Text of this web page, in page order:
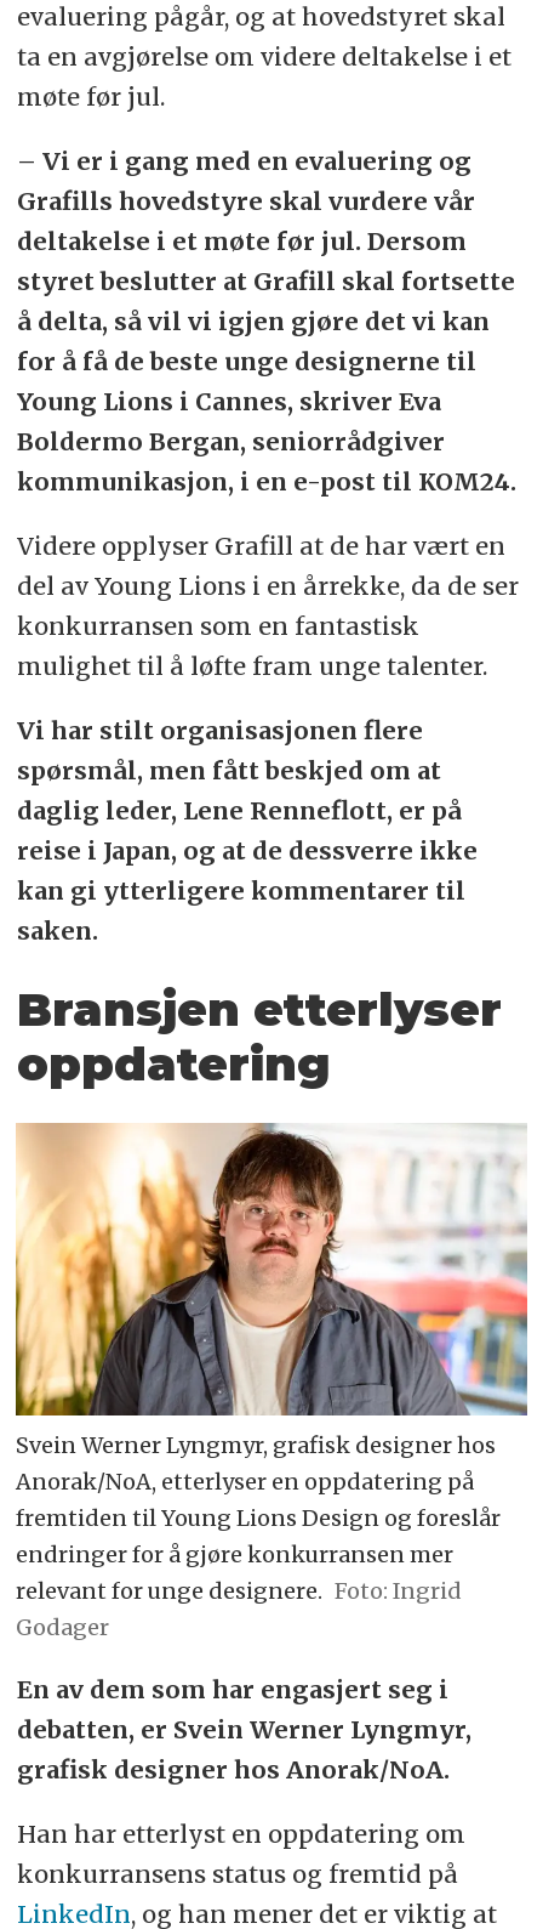
evaluering pågår, og at hovedstyret skal
ta en avgjørelse om videre deltakelse i et
møte før jul.
– Vi er i gang med en evaluering og
Grafills hovedstyre skal vurdere vår
deltakelse i et møte før jul. Dersom
styret beslutter at Grafill skal fortsette
å delta, så vil vi igjen gjøre det vi kan
for å få de beste unge designerne til
Young Lions i Cannes, skriver Eva
Boldermo Bergan, seniorrådgiver
kommunikasjon, i en e-post til KOM24.
Videre opplyser Grafill at de har vært en
del av Young Lions i en årrekke, da de ser
konkurransen som en fantastisk
mulighet til å løfte fram unge talenter.
Vi har stilt organisasjonen flere
spørsmål, men fått beskjed om at
daglig leder, Lene Renneflott, er på
reise i Japan, og at de dessverre ikke
kan gi ytterligere kommentarer til
saken.
Bransjen etterlyser
oppdatering
Svein Werner Lyngmyr, grafisk designer hos
Anorak/NoA, etterlyser en oppdatering på
fremtiden til Young Lions Design og foreslår
endringer for å gjøre konkurransen mer
relevant for unge designere. Foto: Ingrid
Godager
En av dem som har engasjert seg i
debatten, er Svein Werner Lyngmyr,
grafisk designer hos Anorak/NoA.
Han har etterlyst en oppdatering om
konkurransens status og fremtid på
LinkedIn, og han mener det er viktig at